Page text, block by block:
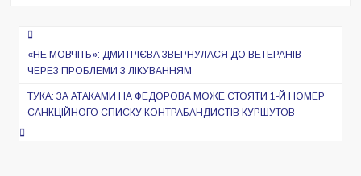
Навигация
по
записям
«НЕ МОВЧІТЬ»: ДМИТРІЄВА ЗВЕРНУЛАСЯ ДО ВЕТЕРАНІВ
ЧЕРЕЗ ПРОБЛЕМИ З ЛІКУВАННЯМ
ТУКА: ЗА АТАКАМИ НА ФЕДОРОВА МОЖЕ СТОЯТИ 1-Й НОМЕР
САНКЦІЙНОГО СПИСКУ КОНТРАБАНДИСТІВ КУРШУТОВ